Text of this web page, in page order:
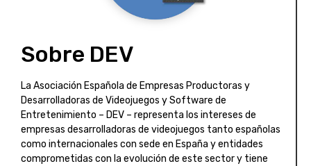
Sobre DEV
La Asociación Española de Empresas Productoras y
Desarrolladoras de Videojuegos y Software de
Entretenimiento – DEV – representa los intereses de
empresas desarrolladoras de videojuegos tanto españolas
como internacionales con sede en España y entidades
comprometidas con la evolución de este sector y tiene